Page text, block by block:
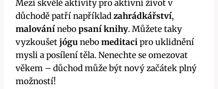
Mezi skvělé aktivity pro aktivní život v
důchodě patří napříkladzahrádkářství,
malovánínebopsaní knihy. Můžete taky
vyzkoušetjógunebomeditacipro uklidnění
mysli a posílení těla. Nenechte se omezovat
věkem – důchod může být nový začátek plný
možností!